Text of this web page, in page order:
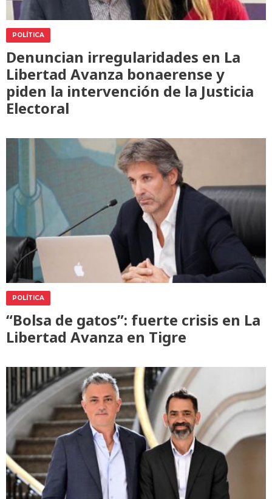
POLÍTICA
Denuncian irregularidades en La
Libertad Avanza bonaerense y
piden la intervención de la Justicia
Electoral
POLÍTICA
“Bolsa de gatos”: fuerte crisis en La
Libertad Avanza en Tigre